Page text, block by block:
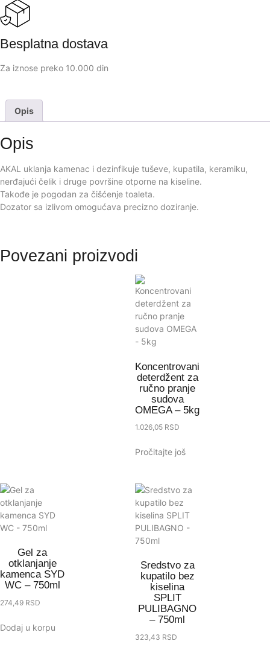
Besplatna dostava
Za iznose preko 10.000 din
Opis
Opis
AKAL uklanja kamenac i dezinfikuje tuševe, kupatila, keramiku,
nerđajući čelik i druge površine otporne na kiseline.
Takođe je pogodan za čišćenje toaleta.
Dozator sa izlivom omogućava precizno doziranje.
Povezani proizvodi
Koncentrovani
deterdžent za
ručno pranje
sudova
OMEGA – 5kg
1.026,05 RSD
Pročitajte još
Gel za
otklanjanje
kamenca SYD
WC – 750ml
274,49 RSD
Dodaj u korpu
Sredstvo za
kupatilo bez
kiselina
SPLIT
PULIBAGNO
– 750ml
323,43 RSD